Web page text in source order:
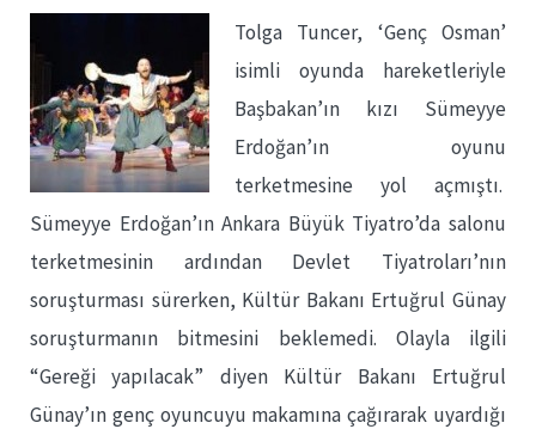
Tolga Tuncer, ‘Genç Osman’
isimli oyunda hareketleriyle
Başbakan’ın kızı Sümeyye
Erdoğan’ın oyunu
terketmesine yol açmıştı.
Sümeyye Erdoğan’ın Ankara Büyük Tiyatro’da salonu
terketmesinin ardından Devlet Tiyatroları’nın
soruşturması sürerken, Kültür Bakanı Ertuğrul Günay
soruşturmanın bitmesini beklemedi. Olayla ilgili
“Gereği yapılacak” diyen Kültür Bakanı Ertuğrul
Günay’ın genç oyuncuyu makamına çağırarak uyardığı